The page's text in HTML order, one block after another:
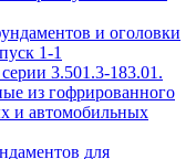
и оголовки
1-1
3.501.3-183.01.
из гофрированного
и автомобильных
для